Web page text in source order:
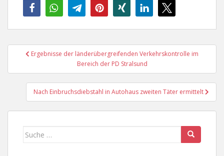
Beitragsnavigation
Ergebnisse der länderübergreifenden Verkehrskontrolle im
Bereich der PD Stralsund
Nach Einbruchsdiebstahl in Autohaus zweiten Täter ermittelt
Suche